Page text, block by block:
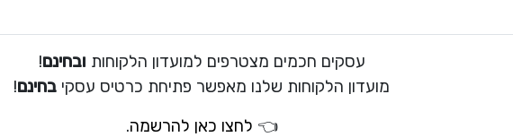
יצירת קשר עם שי פנק
03-967-5673
עסקים חכמים מצטרפים למועדון הלקוחות ובחינם!
מועדון הלקוחות שלנו מאפשר פתיחת כרטיס עסקי בחינם!
👈 לחצו כאן להרשמה.